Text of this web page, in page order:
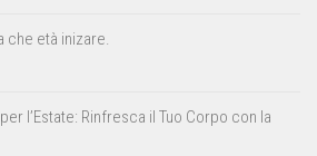
che età inizare.
l’Estate: Rinfresca il Tuo Corpo con la